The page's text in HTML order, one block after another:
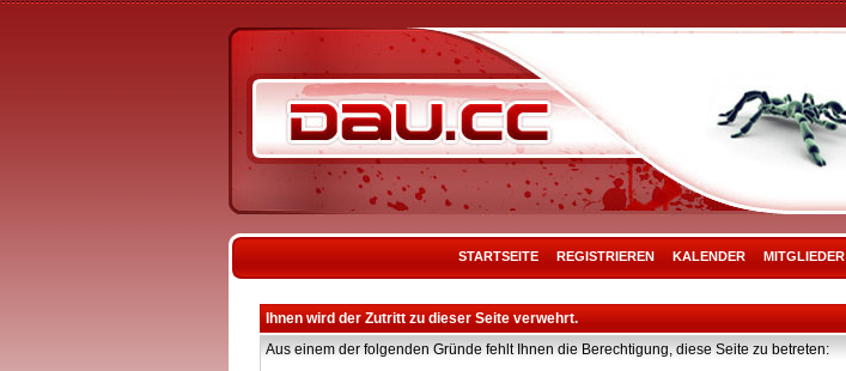
STARTSEITE REGISTRIEREN KALENDER MITGLIEDER
Ihnen wird der Zutritt zu dieser Seite verwehrt.
Aus einem der folgenden Gründe fehlt Ihnen die Berechtigung, diese Seite zu betreten: